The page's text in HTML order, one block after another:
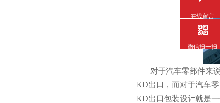
对于汽车零部件来说
KD出口，而对于汽车
KD出口包装设计就是一
在线留言
微信扫一扫